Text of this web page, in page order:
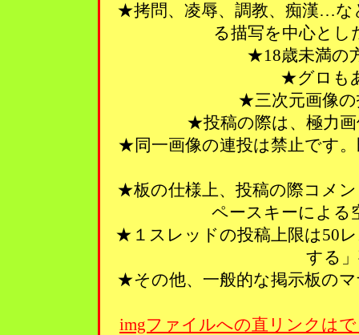
★拷問、凌辱、調教、痴漢…な
る描写を中心とし
★18歳未満の
★グロも
★三次元画像
★投稿の際は、極力
★同一画像の連投は禁止です
★板の仕様上、投稿の際コメ
ペースキーによる
★１スレッドの投稿上限は50
する
★その他、一般的な掲示板の
imgファイルへの直リンクは